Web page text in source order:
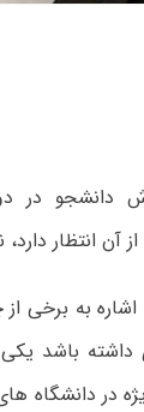
در
آن انتظار
به برخی
باشد
دانشگاه